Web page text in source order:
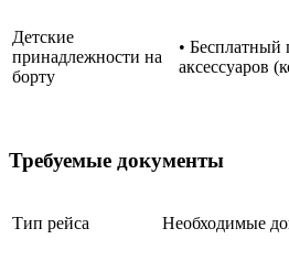
Детские
принадлежности на
борту
• Бесплатный
аксессуаров
Требуемые документы
Тип рейса Необходимые